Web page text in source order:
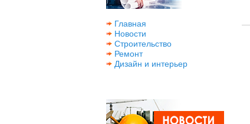
Главная
Новости
Строительство
Ремонт
Дизайн и интерьер